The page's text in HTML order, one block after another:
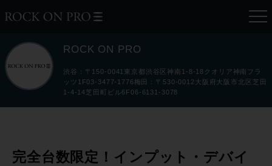
ROCK ON PRO
渋谷：〒150-0041東京都渋谷区神南1-8-18クオリア神南フラ
ッツ1F03-3477-1776梅田：〒530-0012大阪府大阪市北区芝田
1-4-14芝田町ビル6F06-6131-3078
完全台数限定！インプット・デバイ